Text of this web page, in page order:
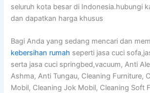
seluruh kota besar di Indonesia.hubungi
dan dapatkan harga khusus
Bagi Anda yang sedang mencari dan
kebersihan rumah seperti jasa cuci
serta jasa cuci springbed,vacuum, Anti
Ashma, Anti Tungau, Cleaning Furniture,
Mobil, Cleaning Jok Mobil, Cleaning Soft